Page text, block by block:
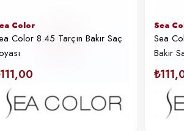
Color
Color 8.45 Tarçın Bakır Saç
Sea
Sea
Bakır